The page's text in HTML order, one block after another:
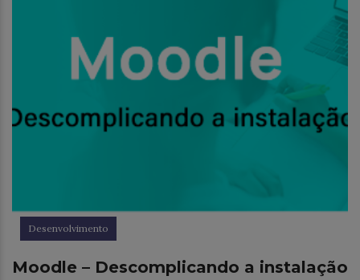
Desenvolvimento
Moodle – Descomplicando a instalação